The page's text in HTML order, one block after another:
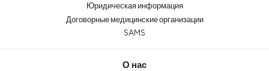
Юридическая информация
Договорные медицинские организации
SAMS
О нас